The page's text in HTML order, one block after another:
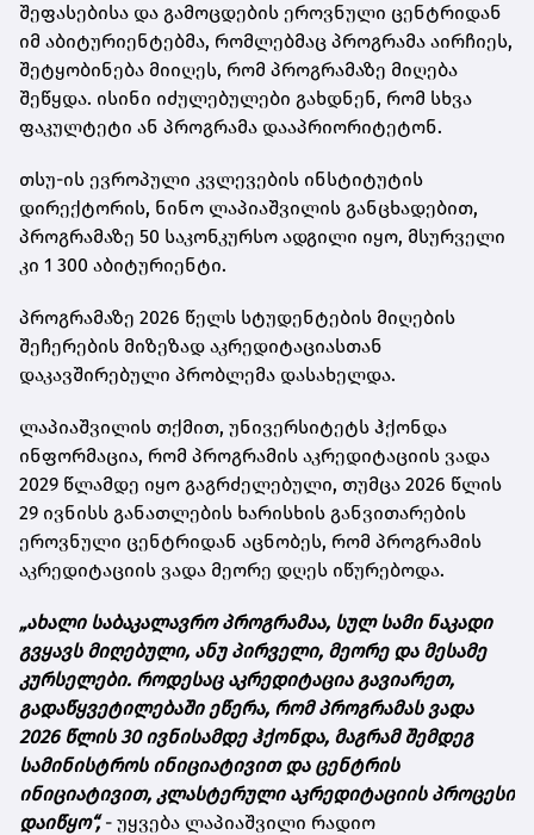
შეფასებისა და გამოცდების ეროვნული ცენტრიდან
იმ აბიტურიენტებმა, რომლებმაც პროგრამა აირჩიეს,
შეტყობინება მიიღეს, რომ პროგრამაზე მიღება
შეწყდა. ისინი იძულებულები გახდნენ, რომ სხვა
ფაკულტეტი ან პროგრამა დააპრიორიტეტონ.
თსუ-ის ევროპული კვლევების ინსტიტუტის
დირექტორის, ნინო ლაპიაშვილის განცხადებით,
პროგრამაზე 50 საკონკურსო ადგილი იყო, მსურველი
კი 1 300 აბიტურიენტი.
პროგრამაზე 2026 წელს სტუდენტების მიღების
შეჩერების მიზეზად აკრედიტაციასთან
დაკავშირებული პრობლემა დასახელდა.
ლაპიაშვილის თქმით, უნივერსიტეტს ჰქონდა
ინფორმაცია, რომ პროგრამის აკრედიტაციის ვადა
2029 წლამდე იყო გაგრძელებული, თუმცა 2026 წლის
29 ივნისს განათლების ხარისხის განვითარების
ეროვნული ცენტრიდან აცნობეს, რომ პროგრამის
აკრედიტაციის ვადა მეორე დღეს იწურებოდა.
„ახალი საბაკალავრო პროგრამაა, სულ სამი ნაკადი
გვყავს მიღებული, ანუ პირველი, მეორე და მესამე
კურსელები. როდესაც აკრედიტაცია გავიარეთ,
გადაწყვეტილებაში ეწერა, რომ პროგრამას ვადა
2026 წლის 30 ივნისამდე ჰქონდა, მაგრამ შემდეგ
სამინისტროს ინიციატივით და ცენტრის
ინიციატივით, კლასტერული აკრედიტაციის პროცესი
დაიწყო“, - უყვება ლაპიაშვილი რადიო